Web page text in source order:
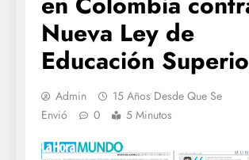
Nueva Ley de
Educación
Admin
15 Años Desde Que Se
Envió
0 5 Minutos